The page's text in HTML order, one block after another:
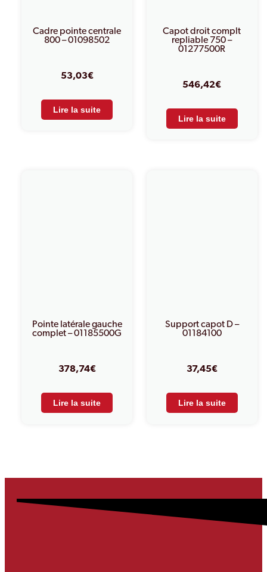
Cadre pointe centrale
800 – 01098502
53,03€
Lire la suite
Capot droit complt
repliable 750 –
01277500R
546,42€
Lire la suite
Pointe latérale gauche
complet – 01185500G
378,74€
Lire la suite
Support capot D –
01184100
37,45€
Lire la suite